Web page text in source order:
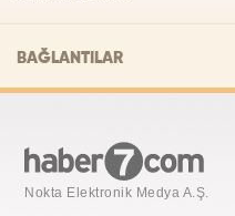
BAĞLANTILAR
Nokta Elektronik Medya A.Ş.